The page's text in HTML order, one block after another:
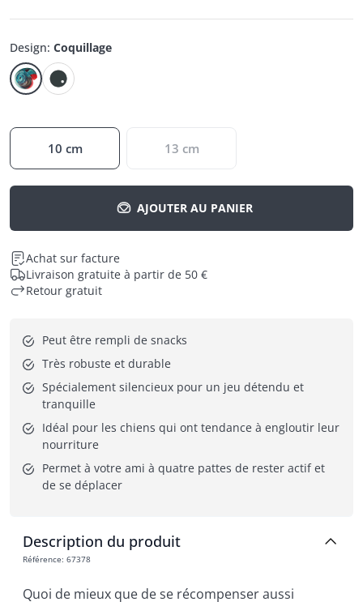
Design: Coquillage
10 cm 13 cm
AJOUTER AU PANIER
Achat sur facture
Livraison gratuite à partir de 50 €
Retour gratuit
Peut être rempli de snacks
Très robuste et durable
Spécialement silencieux pour un jeu détendu et
tranquille
Idéal pour les chiens qui ont tendance à engloutir leur
nourriture
Permet à votre ami à quatre pattes de rester actif et
de se déplacer
Description du produit
Référence: 67378
Quoi de mieux que de se récompenser aussi